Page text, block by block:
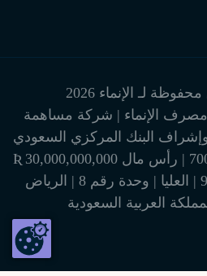
لـ الإنماء 2026
الإنماء | شركة مساهمة
البنك المركزي السعودي
| الرقم الموحد 7001514442 | رأس مال 30,000,000,000 Ʀ
| طريق الملك فهد 9033 | العليا | وحدة رقم 8 | الرياض